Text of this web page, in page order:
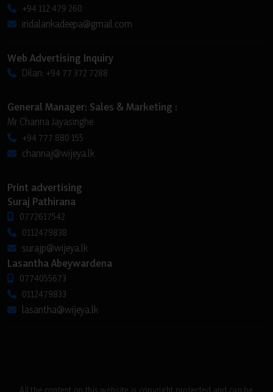
+94 112 479 260
iridalankadeepa@gmail.com
Web Advertising Inquiry
Dilan: +94 77 372 7288
General Manager: Sales & Marketing :
Mr Channa Jayasinghe
+94 777 880 155
channaj@wijeya.lk
Print advertising
Suraj Pathirana
0772617542
0112479838
surajp@wijeya.lk
Lasantha Abeywardena
0774055673
0112479833
lasantha@wijeya.lk
All the content on this website is copyright protected and can be